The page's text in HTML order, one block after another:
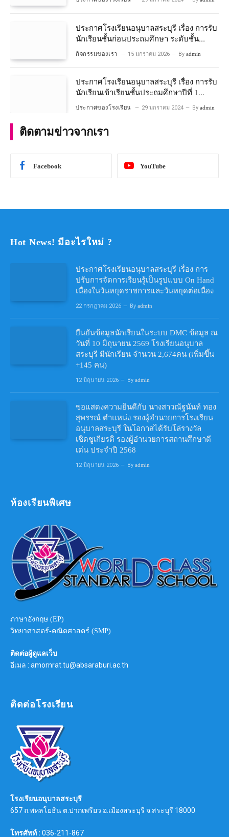
ประกาศโรงเรียนอนุบาลสระบุรี เรื่อง การรับ
นักเรียนชั้นก่อนประถมศึกษา ระดับชั้น
อนุบาลปีที่ ๒ ประจำปีการศึกษา ๒๕๖๙
กิจกรรมของเรา 15 มกราคม 2026 By admin
ประกาศโรงเรียนอนุบาลสระบุรี เรื่อง การรับ
นักเรียนเข้าเรียนชั้นประถมศึกษาปีที่ 1
โครงการห้องเรียนพิเศษ วิทยาศาสตร์ และ
ประกาศของโรงเรียน 29 มกราคม 2024 By admin
ติดตามข่าวจากเรา
Facebook YouTube
Hot News! มีอะไรใหม่ ?
ประกาศโรงเรียนอนุบาลสระบุรี เรื่อง การ
ปรับการจัดการเรียนรู้เป็นรูปแบบ On Hand
เนื่องในวันหยุดราชการและวันหยุดต่อเนื่อง
22 กรกฎาคม 2026 By admin
ยืนยันข้อมูลนักเรียนในระบบ DMC ข้อมูล ณ
วันที่ 10 มิถุนายน 2569 โรงเรียนอนุบาล
สระบุรี มีนักเรียน จำนวน 2,674คน (เพิ่มขึ้น
+145 คน)
12 มิถุนายน 2026 By admin
ขอแสดงความยินดีกับ นางสาวณัฐนันท์ ทอง
สุพรรณ์ ตำแหน่ง รองผู้อำนวยการโรงเรียน
อนุบาลสระบุรี ในโอกาสได้รับโล่รางวัล
เชิดชูเกียรติ รองผู้อำนวยการสถานศึกษาดี
เด่น ประจำปี 2568
12 มิถุนายน 2026 By admin
ห้องเรียนพิเศษ
ภาษาอังกฤษ (EP)
วิทยาศาสตร์-คณิตศาสตร์ (SMP)
ติดต่อผู้ดูแลเว็บ
อีเมล : amornrat.tu@absaraburi.ac.th
ติดต่อโรงเรียน
โรงเรียนอนุบาลสระบุรี
657 ถ.พหลโยธิน ต.ปากเพรียว อ.เมืองสระบุรี จ.สระบุรี 18000
โทรศัพท์ : 036-211-867